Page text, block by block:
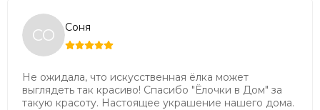
Высота указана от пола, с учётом подножки.
Совет: Мы рекомендуем выбирать высоту ёлки
таким образом, чтобы от макушки ёлки до потолка
оставалось не менее 20-30 см. Тогда ваша ёлочка
будет смотреться гармонично.
СО Соня
Не ожидала, что искусственная ёлка может
выглядеть так красиво! Спасибо "Ёлочки в Дом" за
такую красоту. Настоящее украшение нашего дома.